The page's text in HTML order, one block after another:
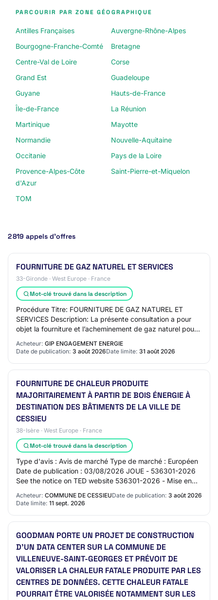
PARCOURIR PAR ZONE GÉOGRAPHIQUE
Antilles Françaises
Auvergne-Rhône-Alpes
Bourgogne-Franche-Comté
Bretagne
Centre-Val de Loire
Corse
Grand Est
Guadeloupe
Guyane
Hauts-de-France
Île-de-France
La Réunion
Martinique
Mayotte
Normandie
Nouvelle-Aquitaine
Occitanie
Pays de la Loire
Provence-Alpes-Côte
d'Azur
Saint-Pierre-et-Miquelon
TOM
2 819 appels d’offres
FOURNITURE DE GAZ NATUREL ET SERVICES
33-Gironde · West Europe · France
Mot-clé trouvé dans la description
Procédure Titre: FOURNITURE DE GAZ NATUREL ET
SERVICES Description: La présente consultation a pour
objet la fourniture et l’acheminement de gaz naturel pour
Acheteur: GIP ENGAGEMENT ENERGIE
Date de publication: 3 août 2026Date limite: 31 août 2026
FOURNITURE DE CHALEUR PRODUITE
MAJORITAIREMENT À PARTIR DE BOIS ÉNERGIE À
DESTINATION DES BÂTIMENTS DE LA VILLE DE
CESSIEU
38-Isère · West Europe · France
Mot-clé trouvé dans la description
Type d'avis : Avis de marché Type de marché : Européen
Date de publication : 03/08/2026 JOUE - 536301-2026
See the notice on TED website 536301-2026 - Mise en
Acheteur: COMMUNE DE CESSIEUDate de publication: 3 août 2026
Date limite: 11 sept. 2026
GOODMAN PORTE UN PROJET DE CONSTRUCTION
D'UN DATA CENTER SUR LA COMMUNE DE
VILLENEUVE-SAINT-GEORGES ET PRÉVOIT DE
VALORISER LA CHALEUR FATALE PRODUITE PAR LES
CENTRES DE DONNÉES. CETTE CHALEUR FATALE
POURRAIT ÊTRE VALORISÉE NOTAMMENT SUR LES